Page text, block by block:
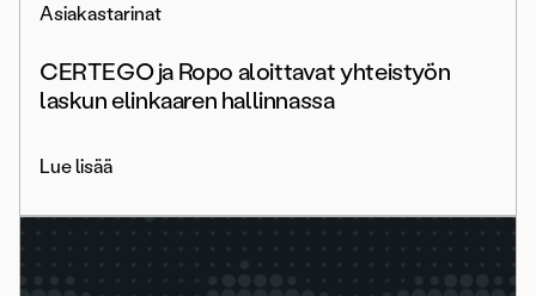
Asiakastarinat
CERTEGO ja Ropo aloittavat yhteistyön
laskun elinkaaren hallinnassa
Lue lisää